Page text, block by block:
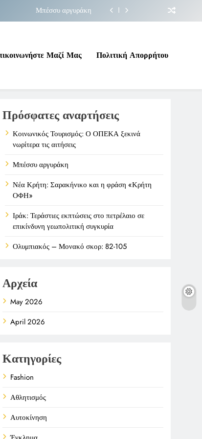
Μπέσσυ αργυράκη
γεωπολιτική συγκυρία
Μπέσσυ αργυράκη
και η φράση «Κρήτη ΟΦΗ»
γεωπολιτική συγκυρία
Μαζί Μας Πολιτική Απορρήτου
Πρόσφατες αναρτήσεις
Κοινωνικός Τουρισμός: Ο ΟΠΕΚΑ ξεκινά
νωρίτερα τις αιτήσεις
Μπέσσυ αργυράκη
Νέα Κρήτη: Σαρακήνικο και η φράση «Κρήτη
ΟΦΗ»
Ιράκ: Τεράστιες εκπτώσεις στο πετρέλαιο σε
επικίνδυνη γεωπολιτική συγκυρία
Ολυμπιακός – Μονακό σκορ: 82-105
Αρχεία
May 2026
April 2026
Κατηγορίες
Fashion
Αθλητισμός
Αυτοκίνηση